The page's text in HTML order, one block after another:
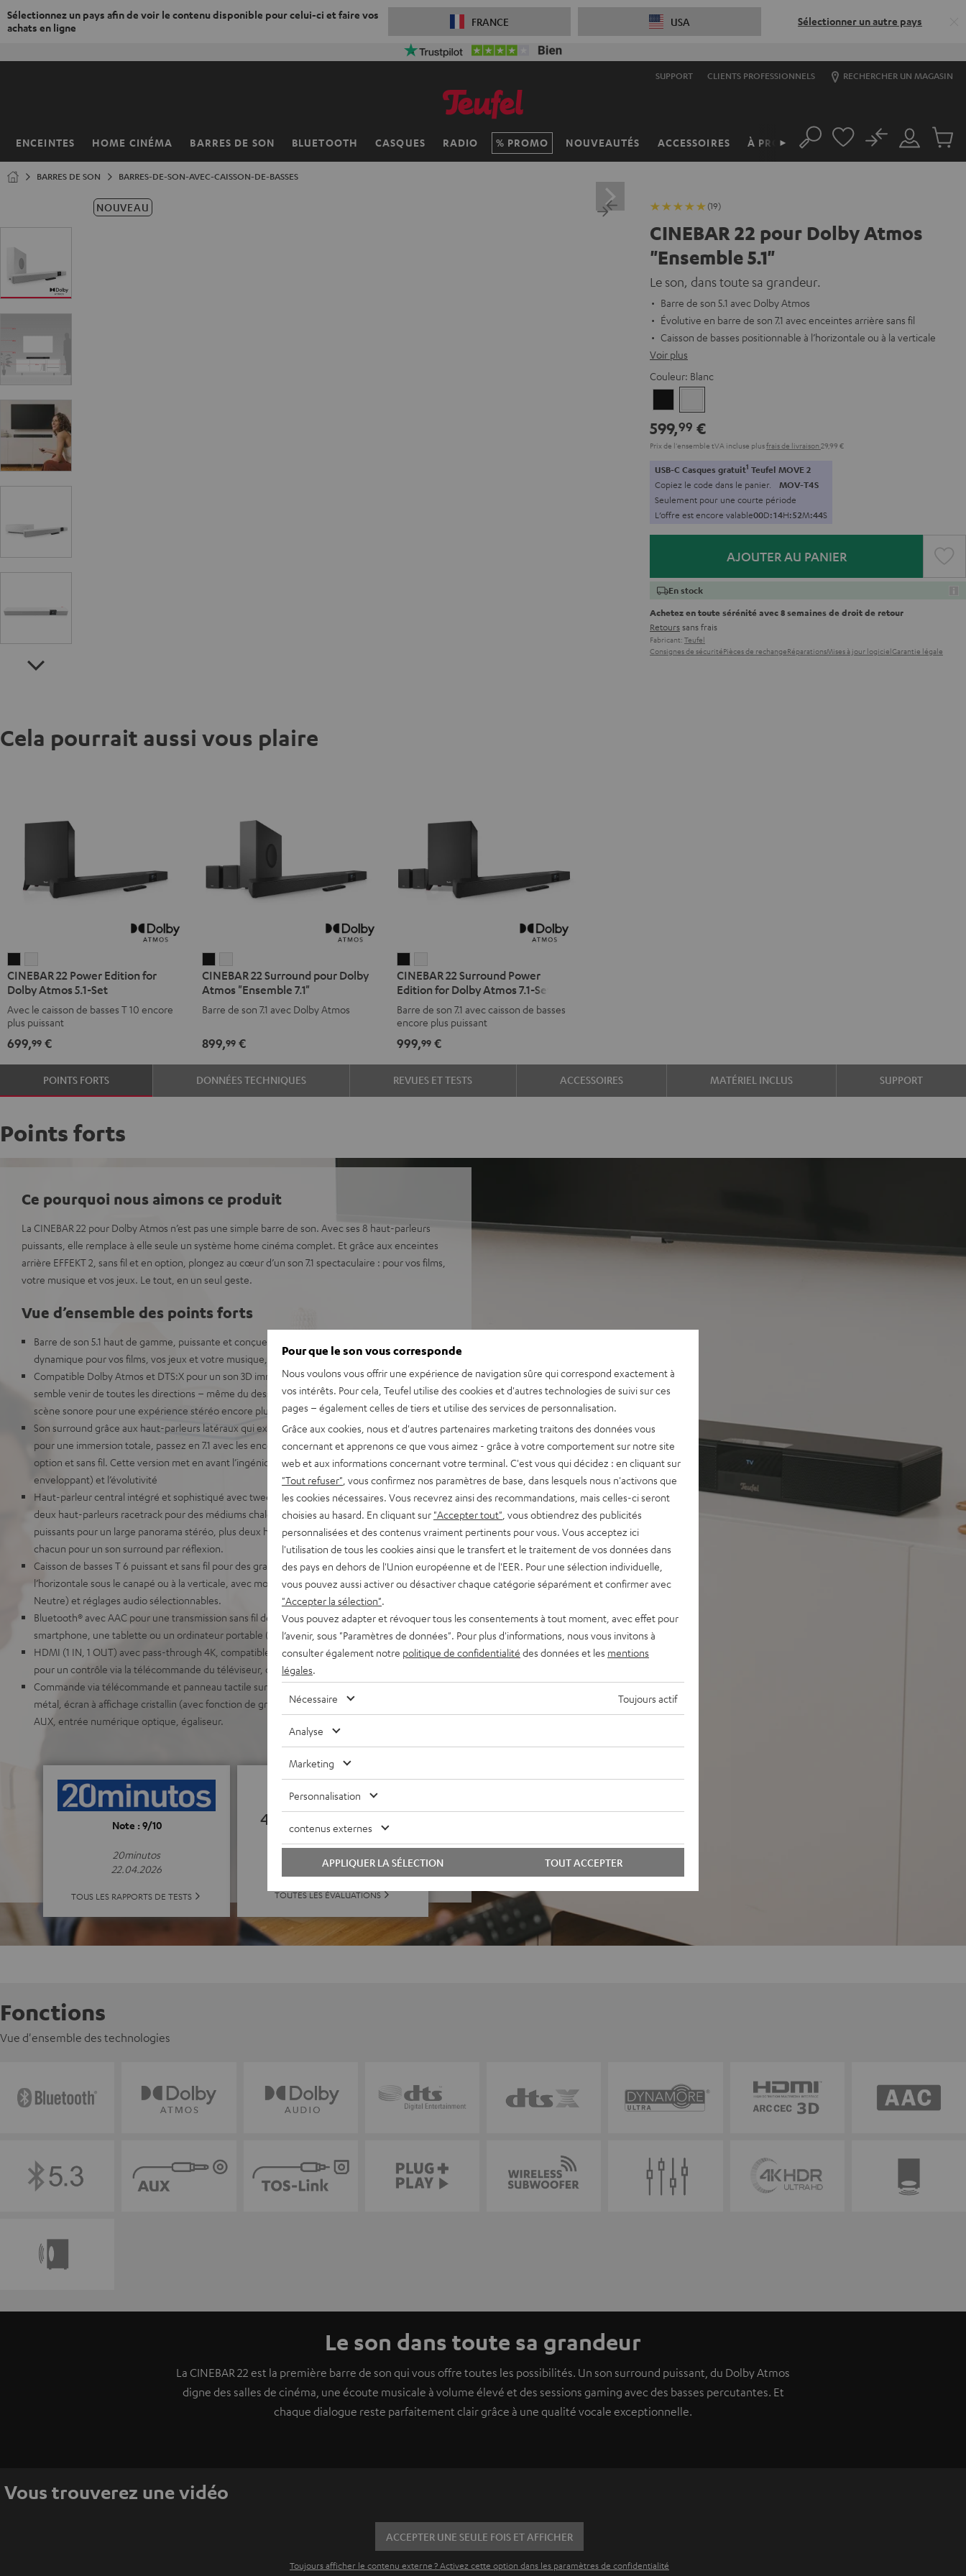
Sélectionnez un pays afin de voir le contenu disponible pour celui-ci et faire vos
achats en ligne
FRANCE USA Sélectionner un autre pays
SUPPORT CLIENTS PROFESSIONNELS RECHERCHER UN MAGASIN
ENCEINTES HOME CINÉMA BARRES DE SON BLUETOOTH CASQUES RADIO PROMO NOUVEAUTÉS ACCESSOIRES À PROPOS
►
Page
Rechercher
Mon
compte
No
BARRES DE SON BARRES-DE-SON-AVEC-CAISSON-DE-BASSES
NOUVEAU (19)
CINEBAR 22 pour Dolby Atmos
"Ensemble 5.1"
Le son, dans toute sa grandeur.
Barre de son 5.1 avec Dolby Atmos
Évolutive en barre de son 7.1 avec enceintes arrière sans fil
Caisson de basses positionnable à l’horizontale ou à la verticale
Voir plus
Couleur: Blanc
599,99 €
Prix de l'ensemble tVA incluse plusfrais de livraison 29,99 €
USB-C Casques gratuit1 Teufel MOVE 2
Copiez le code dans le panier. MOV-T4S
Seulement pour une courte période
L’offre est encore valable00D:14H:52M:43S
AJOUTER AU PANIER
En stock
Achetez en toute sérénité avec 8 semaines de droit de retour
Retourssans frais
Fabricant: Teufel
Consignes de sécuritéPièces de rechangeRéparationsMises à jour logicielGarantie légale
Cela pourrait aussi vous plaire
22
Power
Edition
for
Dolby
Atmos
Set
22
Power
Edition
for
Dolby
Atmos
5.1-
Set
CINEBAR 22 Power Edition for
Dolby Atmos 5.1-Set
Avec le caisson de basses T 10 encore
plus puissant
699,99 €
22
Surround
pour
Atmos
"Ensemble
7.1"
Noir
22
Surround
pour
Atmos
"Ensemble
7.1"
Blanc
CINEBAR 22 Surround pour Dolby
Atmos "Ensemble 7.1"
Barre de son 7.1 avec Dolby Atmos
899,99€
22
Surround
Power
Edition
for
Dolby
Atmos
7.1-
22
Surround
Power
Edition
for
Dolby
Atmos
7.1-
CINEBAR 22 Surround Power
Edition for Dolby Atmos 7.1-Set
Barre de son 7.1 avec caisson de basses
encore plus puissant
999,99€
POINTS FORTS DONNÉES TECHNIQUES REVUES ET TESTS ACCESSOIRES MATÉRIEL INCLUS SUPPORT
Points forts
Ce pourquoi nous aimons ce produit
La CINEBAR 22 pour Dolby Atmos n’est pas une simple barre de son. Avec ses 8 haut-parleurs
puissants, elle remplace à elle seule un système home cinéma complet. Et grâce aux enceintes
arrière EFFEKT 2, sans fil et en option, plongez au cœur d’un son 7.1 spectaculaire : pour vos films,
votre musique et vos jeux. Le tout, en un seul geste.
Vue d’ensemble des points forts
Barre de son 5.1 haut de gamme, puissante et conçue pour offrir un son incroyablement
dynamique pour vos films, vos jeux et votre musique, dans des pièces jusqu’à 35 m².
Compatible Dolby Atmos et DTS:X pour un son 3D immersif, digne d’une salle de cinéma, qui
semble venir de toutes les directions – même du dessus. La technologie Dynamore® élargit la
scène sonore pour une expérience stéréo encore plus impressionnante.
Son surround grâce aux haut-parleurs latéraux qui exploitent les réflexions de votre pièce. Et
pour une immersion totale, passez en 7.1 avec les enceintes arrière EFFEKT 2, disponibles en
option et sans fil. Cette version met en avant l’ingéniosité acoustique (réflexions pour un son
enveloppant) et l’évolutivité
Haut-parleur central intégré et sophistiqué avec tweeter et médium en disposition coaxiale,
deux haut-parleurs racetrack pour des médiums chaleureux et naturels, deux tweeters
puissants pour un large panorama stéréo, plus deux haut-parleurs large bande de 50 mm
chacun pour un son surround par réflexion.
Caisson de basses T 6 puissant et sans fil pour des graves profonds et précis, positionnable à
l’horizontale sous le canapé ou à la verticale, avec modes sonores (Nuit, Musique, Voix,
Neutre) et réglages audio sélectionnables.
Bluetooth® avec AAC pour une transmission sans fil de haute qualité de la musique depuis un
smartphone, une tablette ou un ordinateur portable (Spotify, YouTube, etc.).
HDMI (1 IN, 1 OUT) avec pass-through 4K, compatible HDR, Dolby Vision et 3D, eARC, CEC
pour un contrôle via la télécommande du téléviseur, connexion simple avec un seul câble.
Commande via télécommande et panneau tactile sur l’appareil, grille frontale élégante en
métal, écran à affichage cristallin (avec fonction de gradation), fixation murale intégrée, entrée
AUX, entrée numérique optique, égaliseur.
Note : 9/10
20minutos
22.04.2026
TOUS LES RAPPORTS DE TESTS
4.95
(4.95 de 5 pour 19 Evaluations)
TOUTES LES ÉVALUATIONS
Fonctions
Vue d'ensemble des technologies
Le son dans toute sa grandeur
La CINEBAR 22 est la première barre de son qui vous offre toutes les possibilités. Un son surround puissant, du Dolby Atmos
digne des salles de cinéma, une écoute musicale à volume élevé et des sessions gaming avec des basses percutantes. Et
chaque dialogue reste parfaitement clair grâce à une qualité vocale exceptionnelle.
Vous trouverez une vidéo
ACCEPTER UNE SEULE FOIS ET AFFICHER
Toujours afficher le contenu externe ? Activez cette option dans les paramètres de confidentialité
Pour que le son vous corresponde
Nous voulons vous offrir une expérience de navigation sûre qui correspond exactement à
vos intérêts. Pour cela, Teufel utilise des cookies et d'autres technologies de suivi sur ces
pages – également celles de tiers et utilise des services de personnalisation.
Grâce aux cookies, nous et d'autres partenaires marketing traitons des données vous
concernant et apprenons ce que vous aimez - grâce à votre comportement sur notre site
web et aux informations concernant votre terminal. C'est vous qui décidez : en cliquant sur
"Tout refuser" , vous confirmez nos paramètres de base, dans lesquels nous n'activons que
les cookies nécessaires. Vous recevrez ainsi des recommandations, mais celles-ci seront
choisies au hasard. En cliquant sur "Accepter tout" , vous obtiendrez des publicités
personnalisées et des contenus vraiment pertinents pour vous. Vous acceptez ici
l'utilisation de tous les cookies ainsi que le transfert et le traitement de vos données dans
des pays en dehors de l'Union européenne et de l'EER. Pour une sélection individuelle,
vous pouvez aussi activer ou désactiver chaque catégorie séparément et confirmer avec
"Accepter la sélection"
Vous pouvez adapter et révoquer tous les consentements à tout moment, avec effet pour
l’avenir, sous "Paramètres de données". Pour plus d'informations, nous vous invitons à
consulter également notre politique de confidentialité des données et les mentions
légales
Nécessaire Toujours actif
Analyse
Marketing
Personnalisation
contenus externes
TOUT ACCEPTER
APPLIQUER LA SÉLECTION